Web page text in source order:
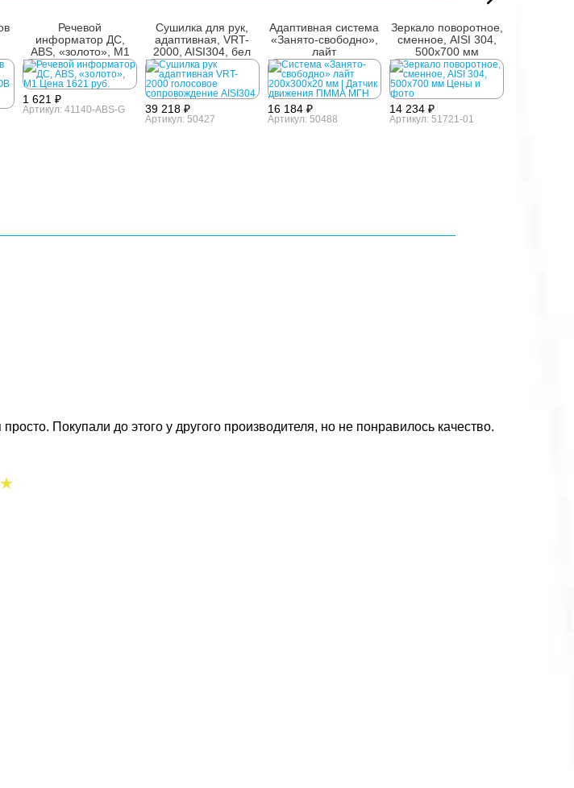
Речевой
информатор ДС,
ABS, «золото», М1
1 621 ₽
Артикул: 41140-ABS-G
Сушилка для рук,
адаптивная, VRT-
2000, AISI304, бел
39 218 ₽
Артикул: 50427
Адаптивная система
«Занято-свободно»,
лайт
16 184 ₽
Артикул: 50488
Зеркало поворотное,
сменное, AISI 304,
500x700 мм
14 234 ₽
Артикул: 51721-01
Покупали до этого у другого производителя, но не понравилось качество.